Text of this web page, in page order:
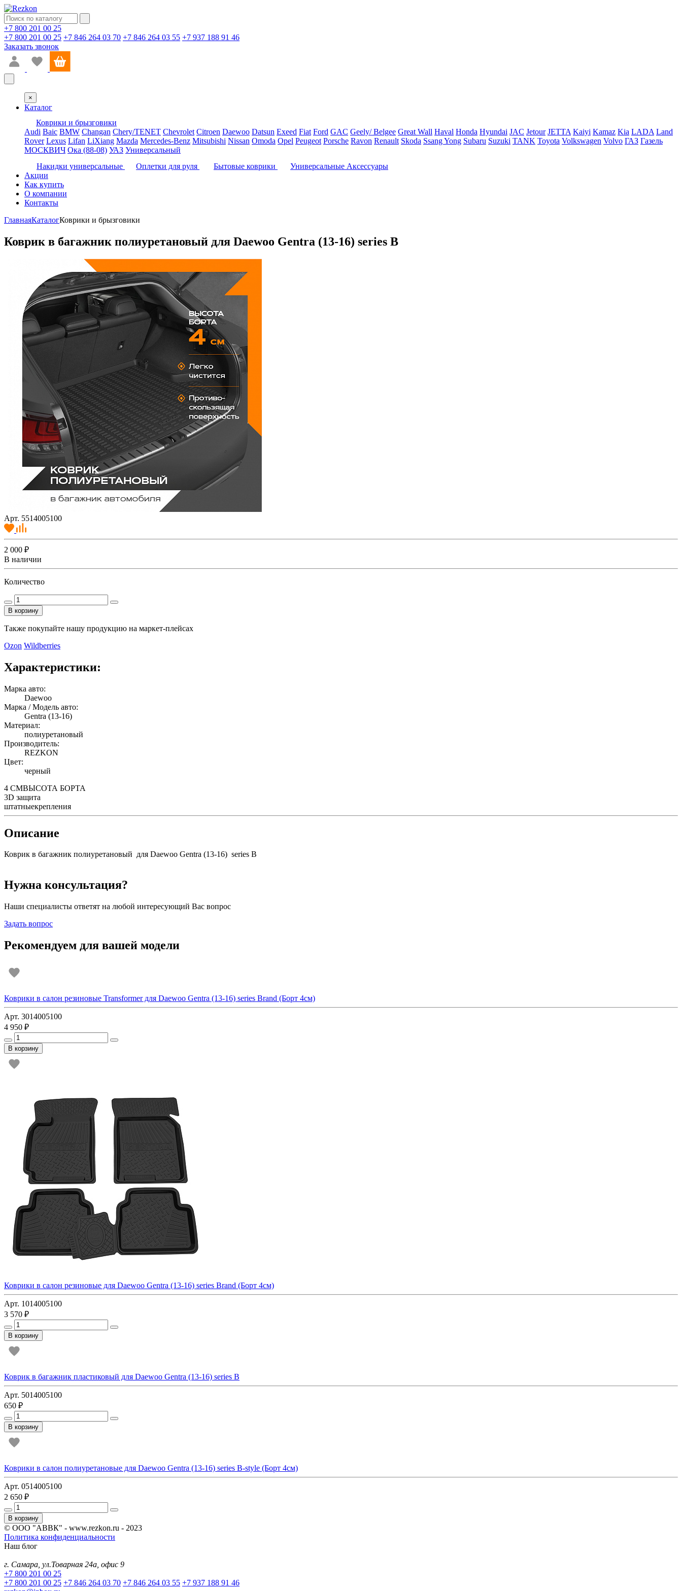
+7 800 201 00 25
+7 800 201 00 25 +7 846 264 03 70 +7 846 264 03 55 +7 937 188 91 46
Заказать звонок
×
Каталог
Коврики и брызговики
Audi Baic BMW Changan Chery/TENET Chevrolet Citroen Daewoo Datsun Exeed Fiat Ford GAC Geely/ Belgee Great Wall Haval Honda Hyundai JAC Jetour JETTA Kaiyi Kamaz Kia LADA Land
Rover Lexus Lifan LiXiang Mazda Mercedes-Benz Mitsubishi Nissan Omoda Opel Peugeot Porsche Ravon Renault Skoda Ssang Yong Subaru Suzuki TANK Toyota Volkswagen Volvo ГАЗ Газель
МОСКВИЧ Ока (88-08) УАЗ Универсальный
Накидки универсальные
Оплетки для руля Бытовые коврики
Универсальные Аксессуары
Акции
Как купить
О компании
Контакты
ГлавнаяКаталогКоврики и брызговики
Коврик в багажник полиуретановый для Daewoo Gentra (13-16) series B
Арт. 5514005100
2 000 ₽
В наличии
Количество
В корзину
Также покупайте нашу продукцию на маркет-плейсах
Ozon Wildberries
Характеристики:
Марка авто:
Daewoo
Марка / Модель авто:
Gentra (13-16)
Материал:
полиуретановый
Производитель:
REZKON
Цвет:
черный
4 СМВЫСОТА БОРТА
3D защита
штатныекрепления
Описание
Коврик в багажник полиуретановый для Daewoo Gentra (13-16) series B
Нужна консультация?
Наши специалисты ответят на любой интересующий Вас вопрос
Задать вопрос
Рекомендуем для вашей модели
Коврики в салон резиновые Transformer для Daewoo Gentra (13-16) series Brand (Борт 4см)
Арт. 3014005100
4 950 ₽
В корзину
Коврики в салон резиновые для Daewoo Gentra (13-16) series Brand (Борт 4см)
Арт. 1014005100
3 570 ₽
В корзину
Коврик в багажник пластиковый для Daewoo Gentra (13-16) series B
Арт. 5014005100
650 ₽
В корзину
Коврики в салон полиуретановые для Daewoo Gentra (13-16) series B-style (Борт 4см)
Арт. 0514005100
2 650 ₽
В корзину
© ООО "АВВК" - www.rezkon.ru - 2023
Политика конфиденциальности
Наш блог
г. Самара, ул.Товарная 24а, офис 9
+7 800 201 00 25
+7 800 201 00 25 +7 846 264 03 70 +7 846 264 03 55 +7 937 188 91 46